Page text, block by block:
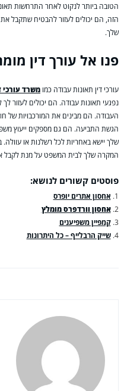
הטובה ביותר לנקוט לאחר התרחשות
הזה, הם יכולים לעזור להבטיח שתקבל
שלך.
פנו אל עורך דין
עורכי דין תאונות עבודה כמו משרד עורכי
נפגעי תאונות עבודה. הם יכולים לעזור
העבודה. הם מבינים את המורכבויות של
הגשת התביעה. הם גם מספקים ייעוץ
שלך יישא באחריות לכל רשלנות או
המקרה שלך לבית המשפט על מנת לקבל
פוסטים קשורים לנושא:
אחסון אתרים יופרס
אחסון וורדפרס מומלץ
קמפיין משפיענים
שייק הרבלייף – כל היתרונות